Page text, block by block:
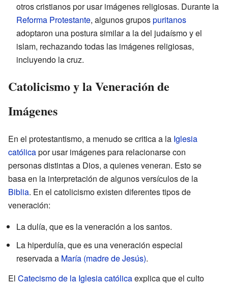
otros cristianos por usar imágenes religiosas. Durante la
Reforma Protestante, algunos grupospuritanos
adoptaron una postura similar a la del judaísmo y el
islam, rechazando todas las imágenes religiosas,
incluyendo la cruz.
Catolicismo y la Veneración de
Imágenes
En el protestantismo, a menudo se critica a la Iglesia
católicapor usar imágenes para relacionarse con
personas distintas a Dios, a quienes veneran. Esto se
basa en la interpretación de algunos versículos de la
Biblia. En el catolicismo existen diferentes tipos de
veneración:
La dulía, que es la veneración a los santos.
La hiperdulía, que es una veneración especial
reservada a María (madre de Jesús).
El Catecismo de la Iglesia católicaexplica que el culto